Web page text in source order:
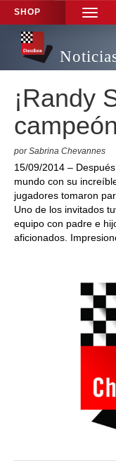
SHOP
TOGGLE
¡Randy
por Sabrina Chevannes
15/09/2014 –
mundo con su
jugadores tomaron
Uno de los invitados
equipo con padre e
aficionados.